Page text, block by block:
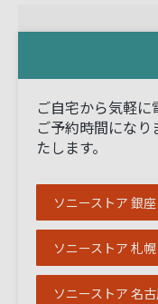
ご自宅から気軽に
ご予約時間にな
たします。
ソニーストア 銀座
ソニーストア 札幌
ソニーストア 名